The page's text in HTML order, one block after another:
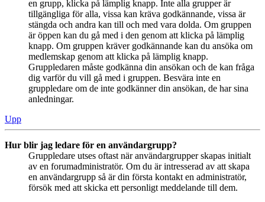
en grupp, klicka på lämplig knapp. Inte alla grupper är
tillgängliga för alla, vissa kan kräva godkännande, vissa är
stängda och andra kan till och med vara dolda. Om gruppen
är öppen kan du gå med i den genom att klicka på lämplig
knapp. Om gruppen kräver godkännande kan du ansöka om
medlemskap genom att klicka på lämplig knapp.
Gruppledaren måste godkänna din ansökan och de kan fråga
dig varför du vill gå med i gruppen. Besvära inte en
gruppledare om de inte godkänner din ansökan, de har sina
anledningar.
Upp
Hur blir jag ledare för en användargrupp?
Gruppledare utses oftast när användargrupper skapas initialt
av en forumadministratör. Om du är intresserad av att skapa
en användargrupp så är din första kontakt en administratör,
försök med att skicka ett personligt meddelande till dem.